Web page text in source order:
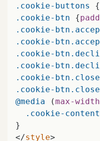
.cookie-buttons
{
.cookie-btn {
.cookie-btn
.cookie-btn
.cookie-btn
.cookie-btn
.cookie-btn .close
.cookie-btn .close
@media (max-
.cookie-content
</style>